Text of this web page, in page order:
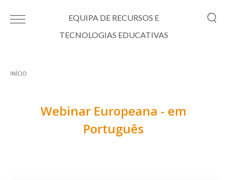
EQUIPA DE RECURSOS E
TECNOLOGIAS EDUCATIVAS
INÍCIO
Webinar Europeana - em
Português